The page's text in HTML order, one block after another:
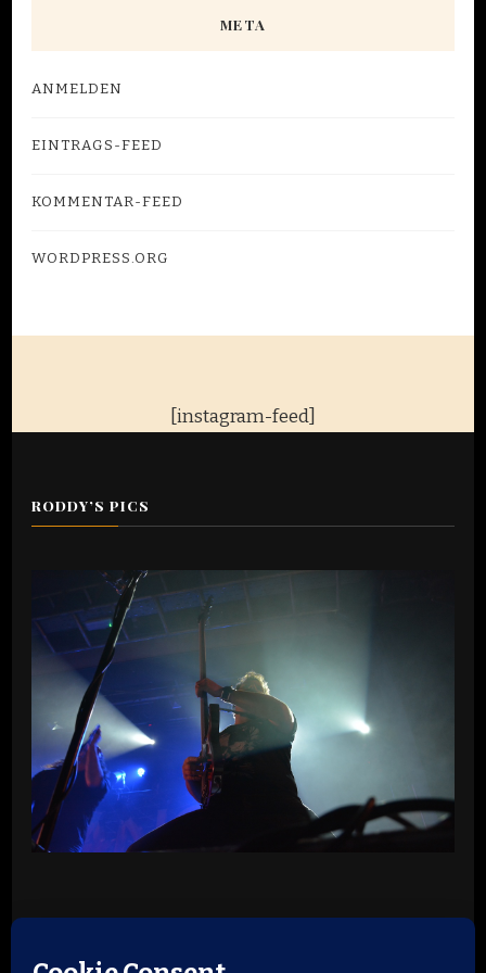
META
ANMELDEN
EINTRAGS-FEED
KOMMENTAR-FEED
WORDPRESS.ORG
[instagram-feed]
RODDY’S PICS